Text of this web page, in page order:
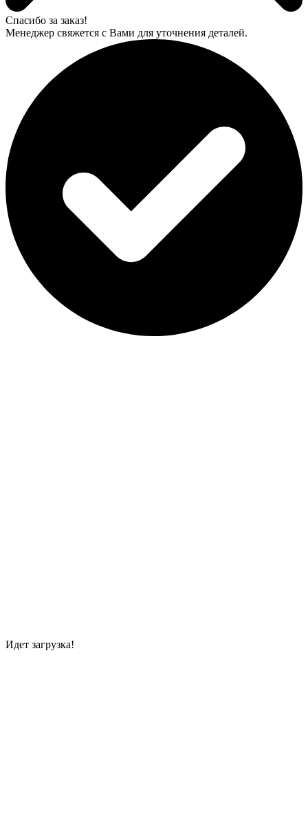
Спасибо за заказ!
Менеджер свяжется с Вами для уточнения деталей.
Идет загрузка!